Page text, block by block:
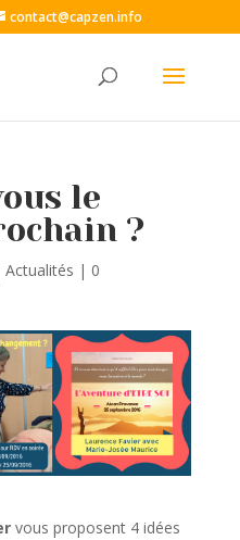
contact@capzen.info
le
?
Actualités | 0
vous proposent 4 idées